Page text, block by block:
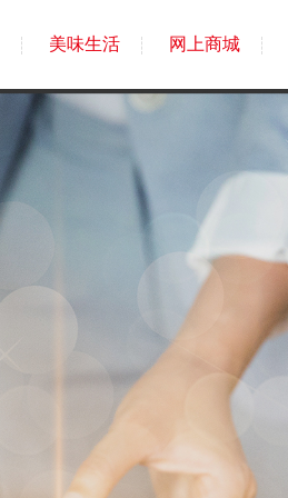
美味生活 网上商城